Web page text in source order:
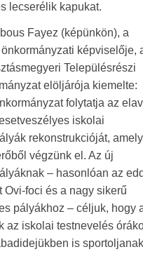
lecserélik kapukat.
Fayez (képünkön), a
önkormányzati képviselője,
Településrészi
elöljárója kiemelte:
folytatja az
iskolai
rekonstrukcióját,
végzünk el. Az új
– hasonlóan az
Ovi-foci és a nagy sikerű
pályákhoz – céljuk, hogy
az iskolai testnevelés
is